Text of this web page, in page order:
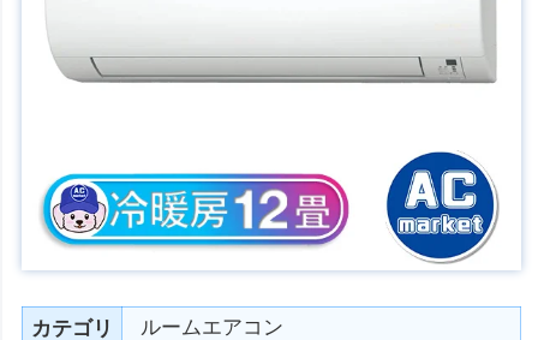
カテゴリ
ルームエアコン